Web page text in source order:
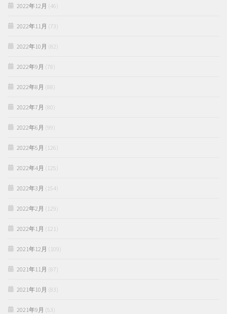
2022年12月 (46)
2022年11月 (73)
2022年10月 (82)
2022年9月 (78)
2022年8月 (88)
2022年7月 (80)
2022年6月 (99)
2022年5月 (126)
2022年4月 (125)
2022年3月 (154)
2022年2月 (129)
2022年1月 (121)
2021年12月 (109)
2021年11月 (87)
2021年10月 (83)
2021年9月 (53)